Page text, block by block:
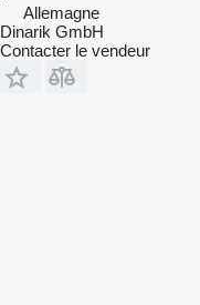
Allemagne
Dinarik GmbH
Contacter le vendeur